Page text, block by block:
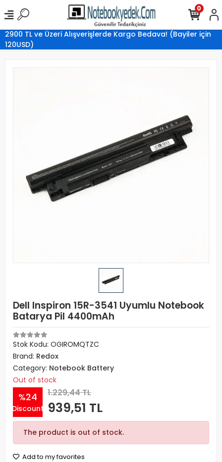
2900 TL ve Üzeri Alışverişlerde Kargo Bedava! (Bayiler için
120USD)
0
Dell Inspiron 15R-3541 Uyumlu Notebook
Batarya Pil 4400mAh
Stok Kodu: OGIROMQTZC
Brand: Redox
Category: Notebook Battery
Out of stock
%24
Discount
1.229,44 TL
939,51 TL
The product is out of stock.
Add to my favorites